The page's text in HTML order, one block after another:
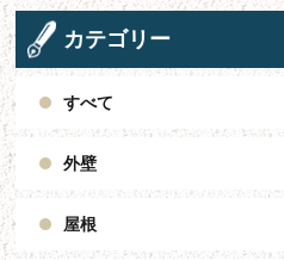
カテゴリー
すべて
外壁
屋根